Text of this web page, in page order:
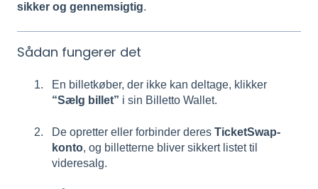
sikker og gennemsigtig.
Sådan fungerer det
En billetkøber, der ikke kan deltage, klikker
“Sælg billet” i sin Billetto Wallet.
De opretter eller forbinder deres TicketSwap-
konto, og billetterne bliver sikkert listet til
videresalg.